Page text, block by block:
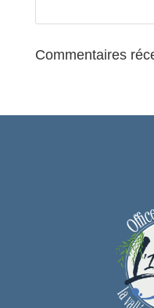
Commentaires